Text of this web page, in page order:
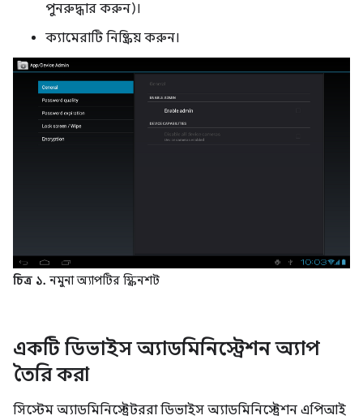
পুনরুদ্ধার করুন)।
ক্যামেরাটি নিষ্ক্রিয় করুন।
চিত্র ১. নমুনা অ্যাপটির স্ক্রিনশট
একটি ডিভাইস অ্যাডমিনিস্ট্রেশন অ্যাপ
তৈরি করা
সিস্টেম অ্যাডমিনিস্ট্রেটররা ডিভাইস অ্যাডমিনিস্ট্রেশন এপিআই